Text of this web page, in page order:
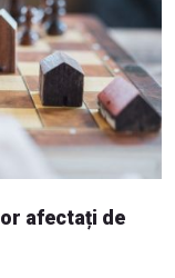
afectați de